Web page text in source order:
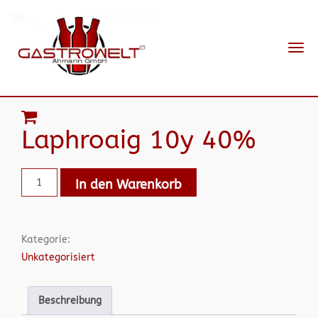
Laphroaig 10y 40%
In den Warenkorb
Kategorie:
Unkategorisiert
Beschreibung